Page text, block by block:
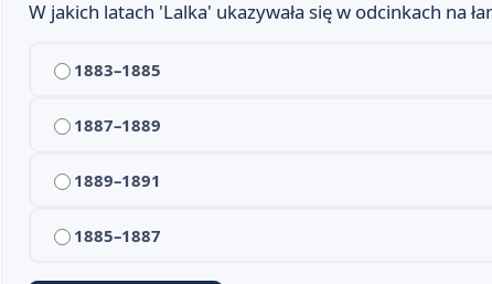
W jakich latach 'Lalka' ukazywała się w odcinkach na
1883–1885
1887–1889
1889–1891
1885–1887
4 Trzy pokolenia, czyli o genezie Lalki
Lalka - znaczenie tytułu
Czas i miejsce akcji w Lalce Bolesława Prusa
Problematyka Lalki Bolesława Prusa
Społeczeństwo Warszawy w Lalce
Obraz Warszawy w Lalce